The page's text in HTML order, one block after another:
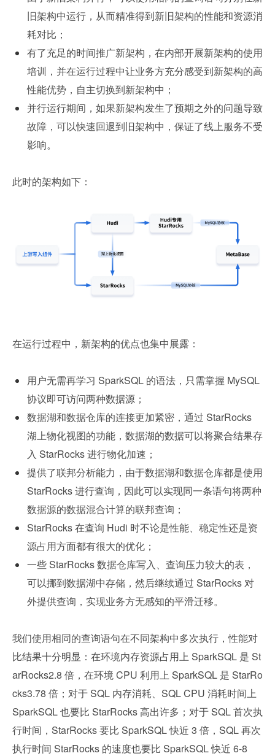
旧架构中运行，从而精准得到新旧架构的性能和资源消
耗对比；
有了充足的时间推广新架构，在内部开展新架构的使用
培训，并在运行过程中让业务方充分感受到新架构的高
性能优势，自主切换到新架构中；
并行运行期间，如果新架构发生了预期之外的问题导致
故障，可以快速回退到旧架构中，保证了线上服务不受
影响。
此时的架构如下：
在运行过程中，新架构的优点也集中展露：
用户无需再学习 SparkSQL 的语法，只需掌握 MySQL
协议即可访问两种数据源；
数据湖和数据仓库的连接更加紧密，通过 StarRocks
湖上物化视图的功能，数据湖的数据可以将聚合结果存
入 StarRocks 进行物化加速；
提供了联邦分析能力，由于数据湖和数据仓库都是使用
StarRocks 进行查询，因此可以实现同一条语句将两种
数据源的数据混合计算的联邦查询；
StarRocks 在查询 Hudi 时不论是性能、稳定性还是资
源占用方面都有很大的优化；
一些 StarRocks 数据仓库写入、查询压力较大的表，
可以挪到数据湖中存储，然后继续通过 StarRocks 对
外提供查询，实现业务方无感知的平滑迁移。
我们使用相同的查询语句在不同架构中多次执行，性能对
比结果十分明显：在环境内存资源占用上 SparkSQL 是 St
arRocks2.8 倍，在环境 CPU 利用上 SparkSQL 是 StarRo
cks3.78 倍；对于 SQL 内存消耗、SQL CPU 消耗时间上
SparkSQL 也要比 StarRocks 高出许多；对于 SQL 首次执
行时间，StarRocks 要比 SparkSQL 快近 3 倍，SQL 再次
执行时间 StarRocks 的速度也要比 SparkSQL 快近 6-8